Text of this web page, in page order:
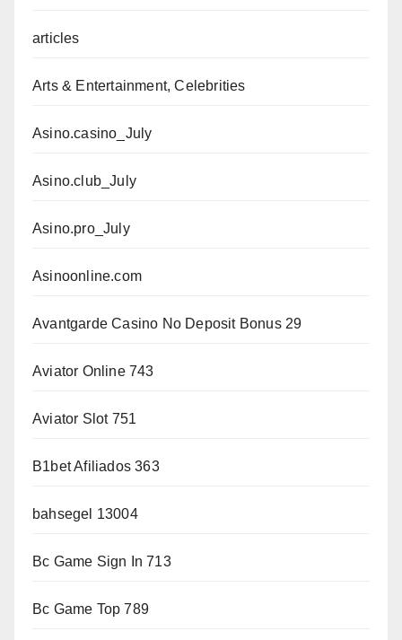
articles
Arts & Entertainment, Celebrities
Asino.casino_July
Asino.club_July
Asino.pro_July
Asinoonline.com
Avantgarde Casino No Deposit Bonus 29
Aviator Online 743
Aviator Slot 751
B1bet Afiliados 363
bahsegel 13004
Bc Game Sign In 713
Bc Game Top 789